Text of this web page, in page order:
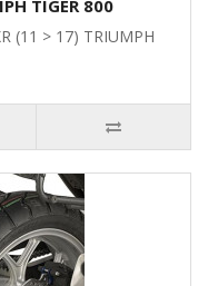
TIGER 800
(11 > 17) TRIUMPH